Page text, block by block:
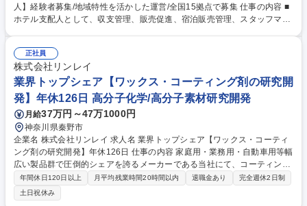
人】経験者募集/地域特性を活かした運営/全国15拠点で募集 仕事の内容 ■
ホテル支配人として、収支管理、販売促進、宿泊販売管理、スタッフマネ
定・プラン作成・プロモーション・競合分析）■宿泊販売管理（稼働率/AD
R、VIPゲスト・リピーター対応、口コミ管理）■レベニューマネジメント
（残室管理・料金調整）■営業セールス（法人・エージェント対応）■経費
管理（発注・棚卸・本社連携）■要員計画およびスタッフマネジメント
（組織・人事考課・労務管理） 募集職種 ★厚木【ホテル支配人】経験者
募集/地域特性を活かした運営/全国15拠点で募集
正社員
株式会社リンレイ
業界トップシェア【ワックス・コーティング剤の研究開
発】年休126日 高分子化学/高分子素材研究開発
月給37万円～47万1000円
神奈川県秦野市
企業名 株式会社リンレイ 求人名 業界トップシェア【ワックス・コーティ
ング剤の研究開発】年休126日 仕事の内容 家庭用・業務用・自動車用等幅
広い製品群で圧倒的シェアを誇るメーカーである当社にて、コーティング
剤や洗剤の研究・製品開発をご担当いただきます。 【業務詳細】 ■研究、
製品開発（メインの業務内容）配合、評価（ベンチ試験、現場試験）、考
察 ■ケミカル、ツール、マシンを使用したシステム開発、製造スケールア
年間休日120日以上 月平均残業時間20時間以内 退職金あり
完全週休2日制
土日祝休み